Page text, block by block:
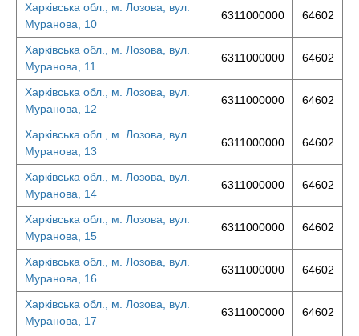
Харківська обл., м. Лозова, вул.
Муранова, 10
6311000000 64602
Харківська обл., м. Лозова, вул.
Муранова, 11
6311000000 64602
Харківська обл., м. Лозова, вул.
Муранова, 12
6311000000 64602
Харківська обл., м. Лозова, вул.
Муранова, 13
6311000000 64602
Харківська обл., м. Лозова, вул.
Муранова, 14
6311000000 64602
Харківська обл., м. Лозова, вул.
Муранова, 15
6311000000 64602
Харківська обл., м. Лозова, вул.
Муранова, 16
6311000000 64602
Харківська обл., м. Лозова, вул.
Муранова, 17
6311000000 64602